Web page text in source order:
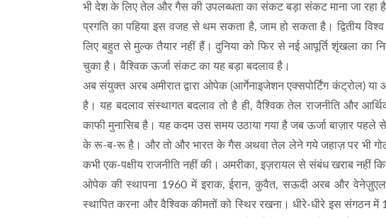
भी देश के लिए तेल और गैस की उपलब्धता का संकट बड़ा संकट माना जा रहा
प्रगति का पहिया इस वजह से थम सकता है, जाम हो सकता है। द्वितीय
लिए बहुत से मुल्क तैयार नहीं हैं। दुनिया को फिर से नई आपूर्ति शृंखला का
चुका है। वैश्विक ऊर्जा संकट का यह बड़ा बदलाव है।
अब संयुक्त अरब अमीरात द्वारा ओपेक (आर्गेनाइजेशन एक्सपोर्टिंग कंट्रोल)
है। यह बदलाव संस्थागत बदलाव तो है ही, वैश्विक तेल राजनीति और
काफी मुनासिब है। यह कदम उस समय उठाया गया है जब ऊर्जा बाज़ार
के रू-ब-रू है। और तो और भारत के गैस अथवा तेल लेने गये जहाज़ पर भी
कभी एक-पक्षीय राजनीति नहीं की। अमरीका, इज़रायल से संबंध खराब नहीं
ओपेक की स्थापना 1960 में इराक, ईरान, कुवैत, सऊदी अरब और वेनेज़ुएला
स्थापित करना और वैश्विक कीमतों को स्थिर रखना। धीरे-धीरे इस